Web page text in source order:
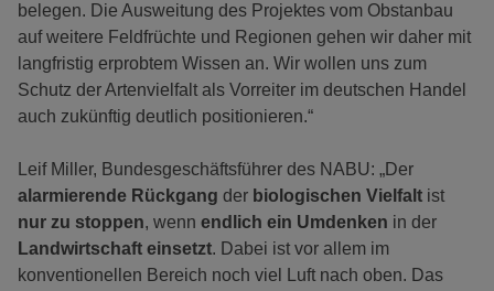
belegen. Die Ausweitung des Projektes vom Obstanbau
auf weitere Feldfrüchte und Regionen gehen wir daher mit
langfristig erprobtem Wissen an. Wir wollen uns zum
Schutz der Artenvielfalt als Vorreiter im deutschen Handel
auch zukünftig deutlich positionieren.“
Leif Miller, Bundesgeschäftsführer des NABU: „Der
alarmierende Rückgang der biologischen Vielfalt ist
nur zu stoppen, wenn endlich ein Umdenken in der
Landwirtschaft einsetzt. Dabei ist vor allem im
konventionellen Bereich noch viel Luft nach oben. Das